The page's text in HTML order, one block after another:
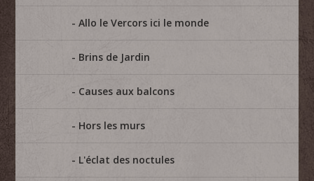
Allo le Vercors ici le monde
Brins de Jardin
Causes aux balcons
Hors les murs
L'éclat des noctules